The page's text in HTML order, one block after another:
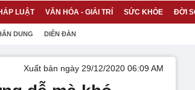
LUẬT VĂN HÓA - GIẢI TRÍ SỨC KHỎE ĐỜI
DUNG DIỄN ĐÀN
Xuất bản ngày 29/12/2020 06:09 AM